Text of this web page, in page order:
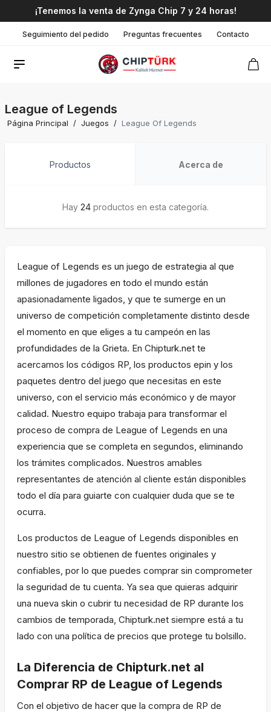
¡Tenemos la venta de Zynga Chip 7 y 24 horas!
Seguimiento del pedido Preguntas frecuentes Contacto
League of Legends
Página Principal / Juegos / League Of Legends
Productos Acerca de
Hay 24 productos en esta categoría.
League of Legends es un juego de estrategia al que
millones de jugadores en todo el mundo están
apasionadamente ligados, y que te sumerge en un
universo de competición completamente distinto desde
el momento en que eliges a tu campeón en las
profundidades de la Grieta. En Chipturk.net te
acercamos los códigos RP, los productos epin y los
paquetes dentro del juego que necesitas en este
universo, con el servicio más económico y de mayor
calidad. Nuestro equipo trabaja para transformar el
proceso de compra de League of Legends en una
experiencia que se completa en segundos, eliminando
los trámites complicados. Nuestros amables
representantes de atención al cliente están disponibles
todo el día para guiarte con cualquier duda que se te
ocurra.
Los productos de League of Legends disponibles en
nuestro sitio se obtienen de fuentes originales y
confiables, por lo que puedes comprar sin comprometer
la seguridad de tu cuenta. Ya sea que quieras adquirir
una nueva skin o cubrir tu necesidad de RP durante los
cambios de temporada, Chipturk.net siempre está a tu
lado con una política de precios que protege tu bolsillo.
La Diferencia de Chipturk.net al
Comprar RP de League of Legends
Con el objetivo de hacer que la compra de RP de